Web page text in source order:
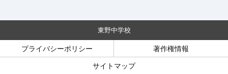
東野中学校
プライバシーポリシー 著作権情報
サイトマップ